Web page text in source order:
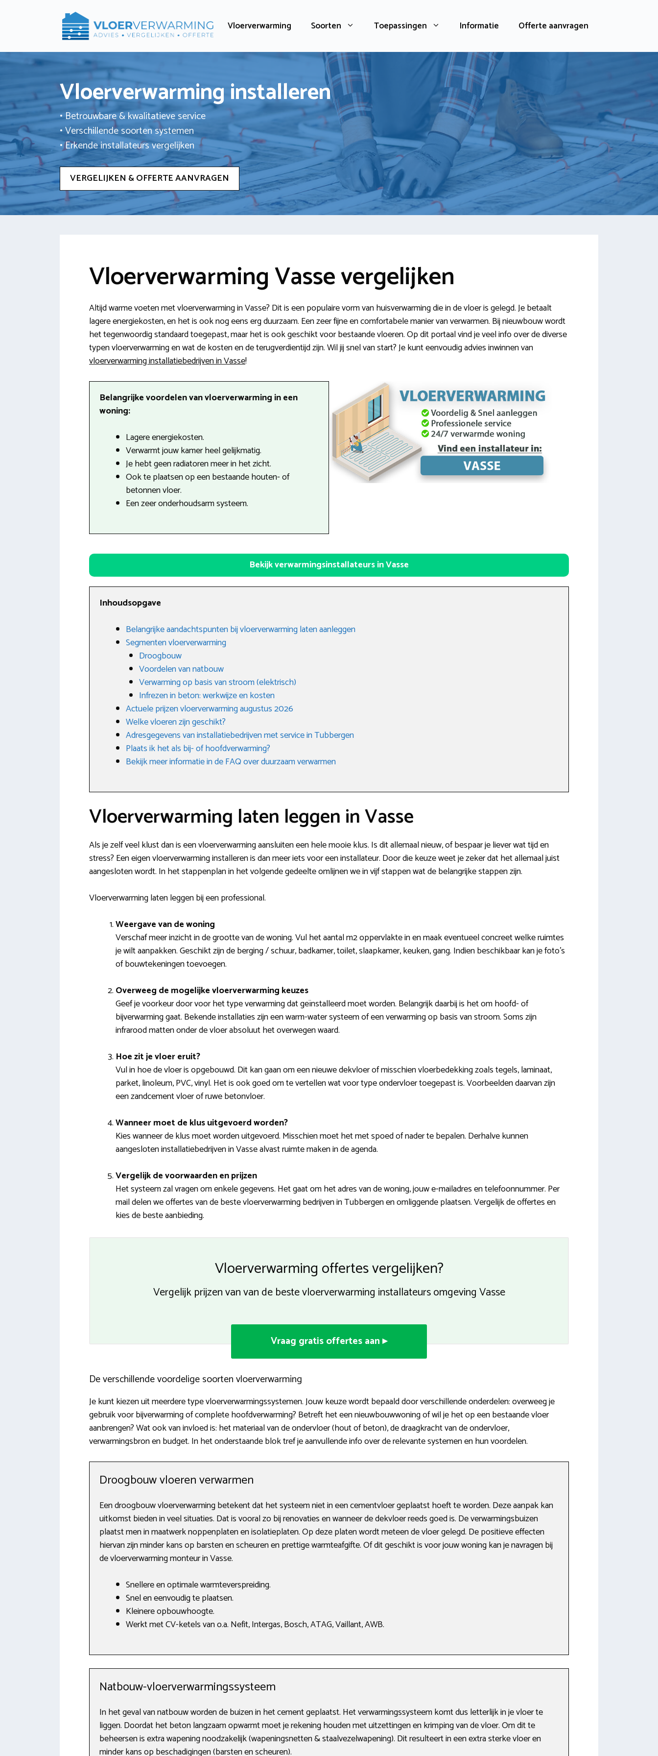
Vloerverwarming Soorten Toepassingen Informatie Offerte aanvragen
Vloerverwarming installeren
• Betrouwbare & kwalitatieve service
• Verschillende soorten systemen
• Erkende installateurs vergelijken
VERGELIJKEN & OFFERTE AANVRAGEN
Vloerverwarming Vasse vergelijken
Altijd warme voeten met vloerverwarming in Vasse? Dit is een populaire vorm van huisverwarming die in de vloer is gelegd. Je betaalt
lagere energiekosten, en het is ook nog eens erg duurzaam. Een zeer fijne en comfortabele manier van verwarmen. Bij nieuwbouw wordt
het tegenwoordig standaard toegepast, maar het is ook geschikt voor bestaande vloeren. Op dit portaal vind je veel info over de diverse
typen vloerverwarming en wat de kosten en de terugverdientijd zijn. Wil jij snel van start? Je kunt eenvoudig advies inwinnen van
vloerverwarming installatiebedrijven in Vasse!
Belangrijke voordelen van vloerverwarming in een
woning:
Lagere energiekosten.
Verwarmt jouw kamer heel gelijkmatig.
Je hebt geen radiatoren meer in het zicht.
Ook te plaatsen op een bestaande houten- of
betonnen vloer.
Een zeer onderhoudsarm systeem.
Bekijk verwarmingsinstallateurs in Vasse
Inhoudsopgave
Belangrijke aandachtspunten bij vloerverwarming laten aanleggen
Segmenten vloerverwarming
Droogbouw
Voordelen van natbouw
Verwarming op basis van stroom (elektrisch)
Infrezen in beton: werkwijze en kosten
Actuele prijzen vloerverwarming augustus 2026
Welke vloeren zijn geschikt?
Adresgegevens van installatiebedrijven met service in Tubbergen
Plaats ik het als bij- of hoofdverwarming?
Bekijk meer informatie in de FAQ over duurzaam verwarmen
Vloerverwarming laten leggen in Vasse
Als je zelf veel klust dan is een vloerverwarming aansluiten een hele mooie klus. Is dit allemaal nieuw, of bespaar je liever wat tijd en
stress? Een eigen vloerverwarming installeren is dan meer iets voor een installateur. Door die keuze weet je zeker dat het allemaal juist
aangesloten wordt. In het stappenplan in het volgende gedeelte omlijnen we in vijf stappen wat de belangrijke stappen zijn.
Vloerverwarming laten leggen bij een professional.
Weergave van de woning
Verschaf meer inzicht in de grootte van de woning. Vul het aantal m2 oppervlakte in en maak eventueel concreet welke ruimtes
je wilt aanpakken. Geschikt zijn de berging / schuur, badkamer, toilet, slaapkamer, keuken, gang. Indien beschikbaar kan je foto’s
of bouwtekeningen toevoegen.
Overweeg de mogelijke vloerverwarming keuzes
Geef je voorkeur door voor het type verwarming dat geïnstalleerd moet worden. Belangrijk daarbij is het om hoofd- of
bijverwarming gaat. Bekende installaties zijn een warm-water systeem of een verwarming op basis van stroom. Soms zijn
infrarood matten onder de vloer absoluut het overwegen waard.
Hoe zit je vloer eruit?
Vul in hoe de vloer is opgebouwd. Dit kan gaan om een nieuwe dekvloer of misschien vloerbedekking zoals tegels, laminaat,
parket, linoleum, PVC, vinyl. Het is ook goed om te vertellen wat voor type ondervloer toegepast is. Voorbeelden daarvan zijn
een zandcement vloer of ruwe betonvloer.
Wanneer moet de klus uitgevoerd worden?
Kies wanneer de klus moet worden uitgevoerd. Misschien moet het met spoed of nader te bepalen. Derhalve kunnen
aangesloten installatiebedrijven in Vasse alvast ruimte maken in de agenda.
Vergelijk de voorwaarden en prijzen
Het systeem zal vragen om enkele gegevens. Het gaat om het adres van de woning, jouw e-mailadres en telefoonnummer. Per
mail delen we offertes van de beste vloerverwarming bedrijven in Tubbergen en omliggende plaatsen. Vergelijk de offertes en
kies de beste aanbieding.
Vloerverwarming offertes vergelijken?
Vergelijk prijzen van van de beste vloerverwarming installateurs omgeving Vasse
Vraag gratis offertes aan ▸
De verschillende voordelige soorten vloerverwarming
Je kunt kiezen uit meerdere type vloerverwarmingssystemen. Jouw keuze wordt bepaald door verschillende onderdelen: overweeg je
gebruik voor bijverwarming of complete hoofdverwarming? Betreft het een nieuwbouwwoning of wil je het op een bestaande vloer
aanbrengen? Wat ook van invloed is: het materiaal van de ondervloer (hout of beton), de draagkracht van de ondervloer,
verwarmingsbron en budget. In het onderstaande blok tref je aanvullende info over de relevante systemen en hun voordelen.
Droogbouw vloeren verwarmen
Een droogbouw vloerverwarming betekent dat het systeem niet in een cementvloer geplaatst hoeft te worden. Deze aanpak kan
uitkomst bieden in veel situaties. Dat is vooral zo bij renovaties en wanneer de dekvloer reeds goed is. De verwarmingsbuizen
plaatst men in maatwerk noppenplaten en isolatieplaten. Op deze platen wordt meteen de vloer gelegd. De positieve effecten
hiervan zijn minder kans op barsten en scheuren en prettige warmteafgifte. Of dit geschikt is voor jouw woning kan je navragen bij
de vloerverwarming monteur in Vasse.
Snellere en optimale warmteverspreiding.
Snel en eenvoudig te plaatsen.
Kleinere opbouwhoogte.
Werkt met CV-ketels van o.a. Nefit, Intergas, Bosch, ATAG, Vaillant, AWB.
Natbouw-vloerverwarmingssysteem
In het geval van natbouw worden de buizen in het cement geplaatst. Het verwarmingssysteem komt dus letterlijk in je vloer te
liggen. Doordat het beton langzaam opwarmt moet je rekening houden met uitzettingen en krimping van de vloer. Om dit te
beheersen is extra wapening noodzakelijk (wapeningsnetten & staalvezelwapening). Dit resulteert in een extra sterke vloer en
minder kans op beschadigingen (barsten en scheuren).